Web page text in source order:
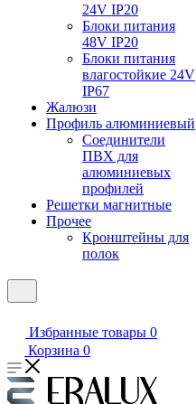
24V IP20
Блоки питания
48V IP20
Блоки питания
влагостойкие 24V
IP67
Жалюзи
Профиль алюминиевый
Соединители
ПВХ для
алюминиевых
профилей
Решетки магнитные
Прочее
Кронштейны для
полок
Избранные товары 0
Корзина 0